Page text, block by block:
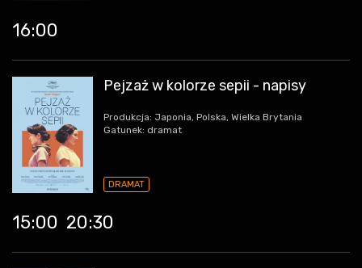
16:00
Pejzaż w kolorze sepii - napisy
Produkcja: Japonia, Polska, Wielka Brytania
Gatunek: dramat
DRAMAT
15:00 20:30